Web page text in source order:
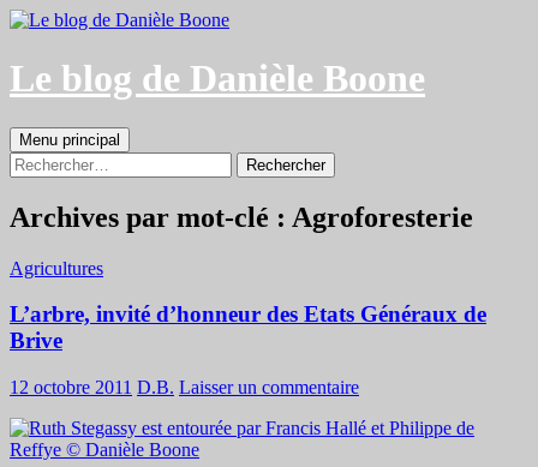
Aller
contenu
Le blog de Danièle Boone
Recherche
Menu principal
Rechercher :
Archives par mot-clé : Agroforesterie
Agricultures
L’arbre, invité d’honneur des Etats Généraux de
Brive
12 octobre 2011 D.B. Laisser un commentaire